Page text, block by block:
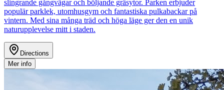
slingrande gångvägar och böljande gräsytor. Parken erbjuder
populär parklek, utomhusgym och fantastiska pulkabackar på
vintern. Med sina många träd och höga läge ger den en unik
naturupplevelse mitt i staden.
Directions
Mer info